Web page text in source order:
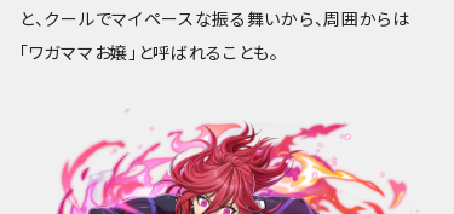
CORPORATE
CORPORATE
DESIGNER BLOG
DESIGNER BLOG
と、クールでマイペースな振る舞いから、周囲からは
「ワガママお嬢」と呼ばれることも。